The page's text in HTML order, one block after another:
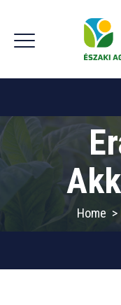
Home >